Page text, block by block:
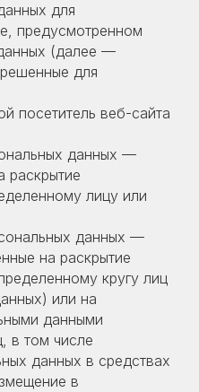
для
предусмотренном
(далее —
для
посетитель веб-сайта
данных —
раскрытие
лицу или
данных —
на раскрытие
кругу лиц
или на
данными
в том числе
данных в средствах
в